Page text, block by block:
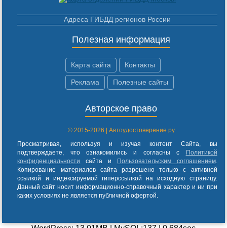
Адреса ГИБДД регионов России
Полезная информация
Карта сайта Контакты
Реклама Полезные сайты
Авторское право
© 2015-2026 | Автоудостоверение.ру
Просматривая, используя и изучая контент Сайта, вы
подтверждаете, что ознакомились и согласны с
Политикой
конфиденциальности
сайта и Пользовательским соглашением.
Копирование материалов сайта разрешено только с активной
ссылкой и индексируемой гиперссылкой на исходную страницу.
Данный сайт носит информационно-справочный характер и ни при
каких условиях не является публичной офертой.